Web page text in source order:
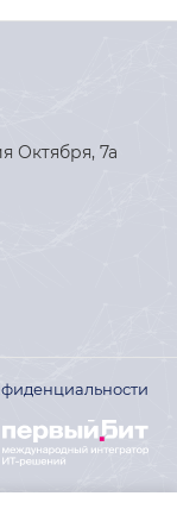
Октября, 7а